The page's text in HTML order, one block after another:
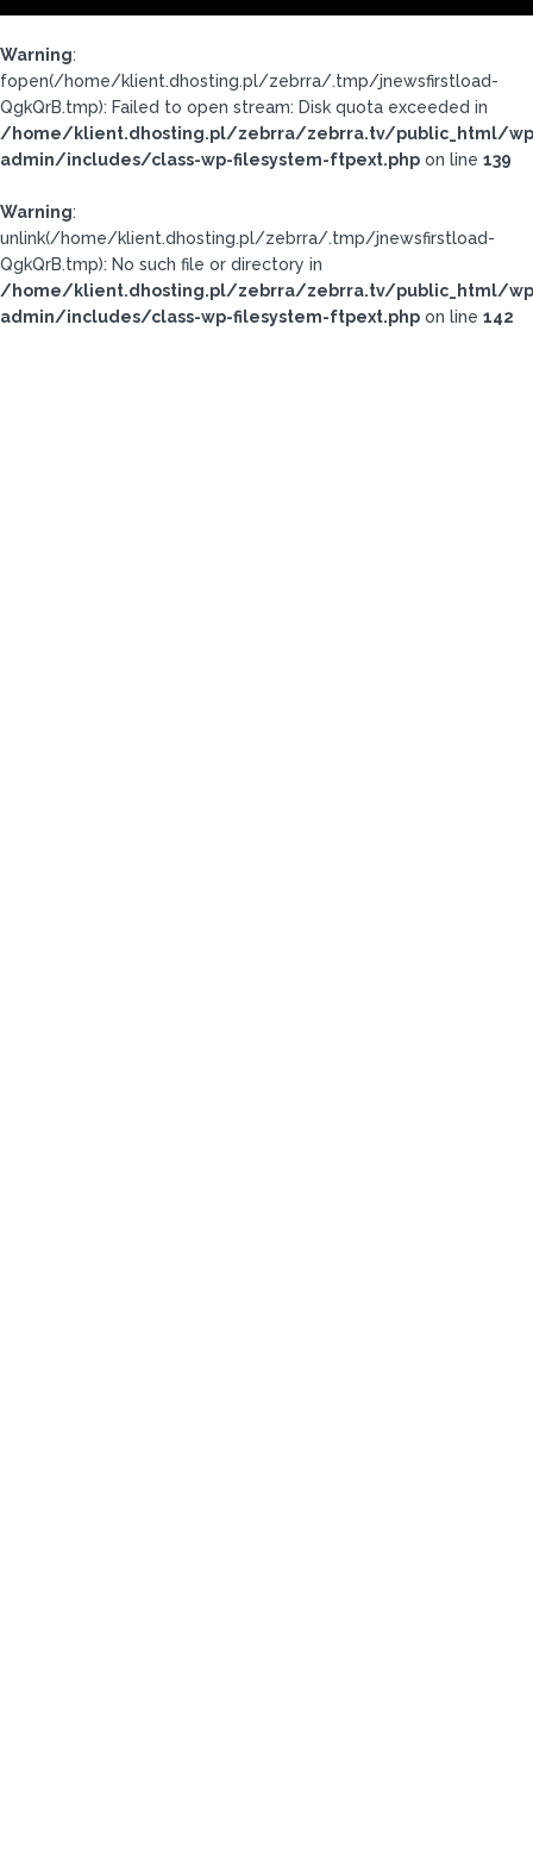
Warning:
fopen(/home/klient.dhosting.pl/zebrra/.tmp/jnewsfirstload-
QgkQrB.tmp): Failed to open stream: Disk quota exceeded in
/home/klient.dhosting.pl/zebrra/zebrra.tv/public_html/
admin/includes/class-wp-filesystem-ftpext.php on line 139
Warning:
unlink(/home/klient.dhosting.pl/zebrra/.tmp/jnewsfirstload-
QgkQrB.tmp): No such file or directory in
/home/klient.dhosting.pl/zebrra/zebrra.tv/public_html/
admin/includes/class-wp-filesystem-ftpext.php on line 142